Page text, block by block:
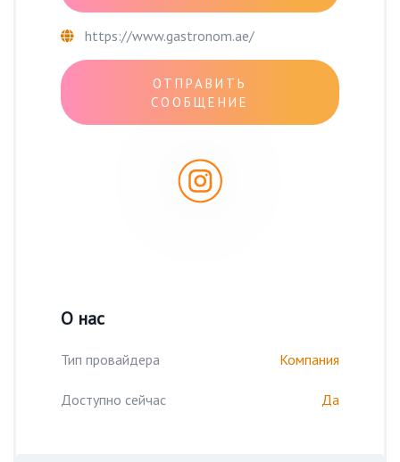
https://www.gastronom.ae/
ОТПРАВИТЬ
СООБЩЕНИЕ
О нас
Тип провайдера Компания
Доступно сейчас Да